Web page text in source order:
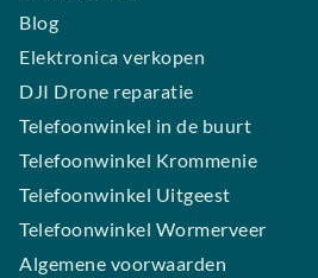
Blog
Elektronica verkopen
DJI Drone reparatie
Telefoonwinkel in de buurt
Telefoonwinkel Krommenie
Telefoonwinkel Uitgeest
Telefoonwinkel Wormerveer
Algemene voorwaarden